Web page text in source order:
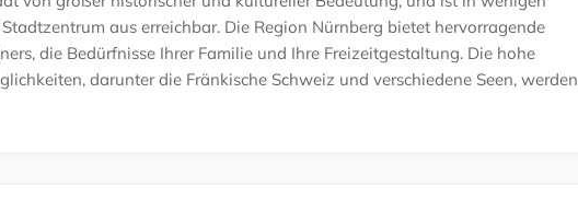
aus erreichbar. Die Region Nürnberg bietet hervorragende
die Bedürfnisse Ihrer Familie und Ihre Freizeitgestaltung. Die hohe
darunter die Fränkische Schweiz und verschiedene Seen, werden